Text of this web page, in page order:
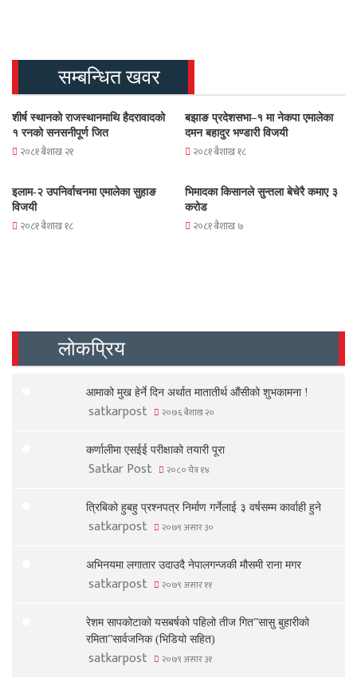
सम्बन्धित खवर
शीर्ष स्थानको राजस्थानमाथि हैदरावादको
१ रनको सनसनीपूर्ण जित
२०८१ बैशाख २१
बझाङ प्रदेशसभा–१ मा नेकपा एमालेका
दमन बहादुर भण्डारी विजयी
२०८१ बैशाख १८
इलाम-२ उपनिर्वाचनमा एमालेका सुहाङ
विजयी
२०८१ बैशाख १८
भिमादका किसानले सुन्तला बेचेरै कमाए ३
करोड
२०८१ बैशाख ७
लोकप्रिय
आमाको मुख हेर्ने दिन अर्थात मातातीर्थ औंसीको शुभकामना !
satkarpost २०७६ बैशाख २०
कर्णालीमा एसईई परीक्षाको तयारी पूरा
Satkar Post २०८० चैत्र १४
त्रिबिको हुबहु प्रश्नपत्र निर्माण गर्नेलाई ३ वर्षसम्म कार्वाही हुने
satkarpost २०७९ असार ३०
अभिनयमा लगातार उदाउदै नेपालगन्जकी मौसमी राना मगर
satkarpost २०७९ असार ११
रेशम सापकोटाको यसबर्षको पहिलो तीज गित”सासु बुहारीको
रमिता”सार्वजनिक (भिडियो सहित)
satkarpost २०७९ असार ३१